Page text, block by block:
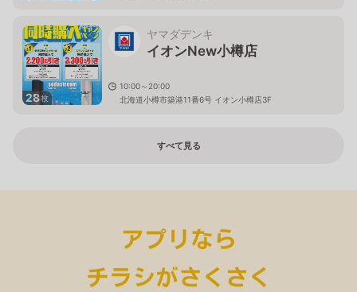
28枚
ヤマダデンキ
イオンNew小樽店
10:00～20:00
北海道小樽市築港11番6号 イオン小樽店3F
すべて見る